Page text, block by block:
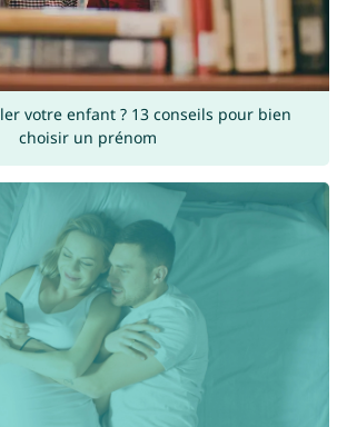
votre enfant ? 13 conseils pour bien
choisir un prénom